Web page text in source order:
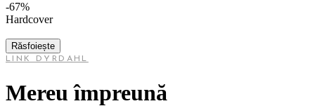
-67%
Hardcover
Răsfoiește
LINK DYRDAHL
Mereu împreună